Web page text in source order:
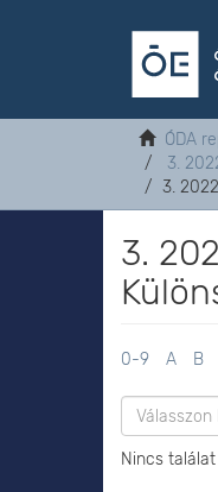
ÓDA
3.
3.
3.
0-9 A B
Nincs találat